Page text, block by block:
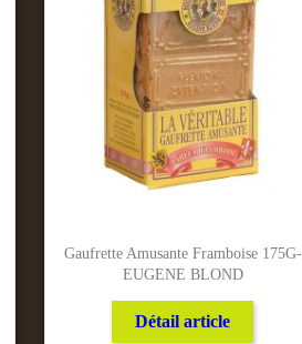
Gaufrette Amusante Framboise 175G-
EUGENE BLOND
Détail article